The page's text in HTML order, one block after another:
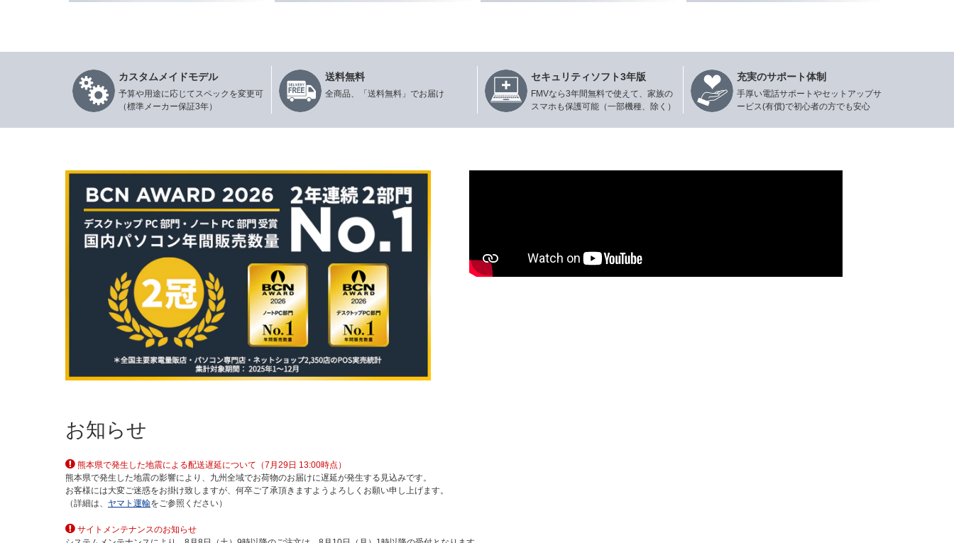
カスタムメイドモデル
予算や用途に応じてスペックを変更可
（標準メーカー保証3年）
送料無料
全商品、「送料無料」でお届け
セキュリティソフト3年版
FMVなら3年間無料で使えて、家族の
スマホも保護可能（一部機種、除く）
充実のサポート体制
手厚い電話サポートやセットアップサ
ービス(有償)で初心者の方でも安心
お知らせ
熊本県で発生した地震による配送遅延について（7月29日 13:00時点）
熊本県で発生した地震の影響により、九州全域でお荷物のお届けに遅延が発生する見込みです。
お客様には大変ご迷惑をお掛け致しますが、何卒ご了承頂きますようよろしくお願い申し上げます。
（詳細は、 ヤマト運輸をご参照ください）
サイトメンテナンスのお知らせ